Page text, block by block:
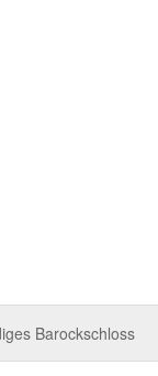
Barockschloss